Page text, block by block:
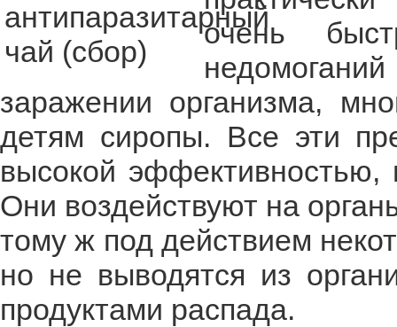
очень
заражении организма,
детям сиропы. Все эти
высокой
Они воздействуют на
тому ж под действием
но не выводятся из
продуктами распада.